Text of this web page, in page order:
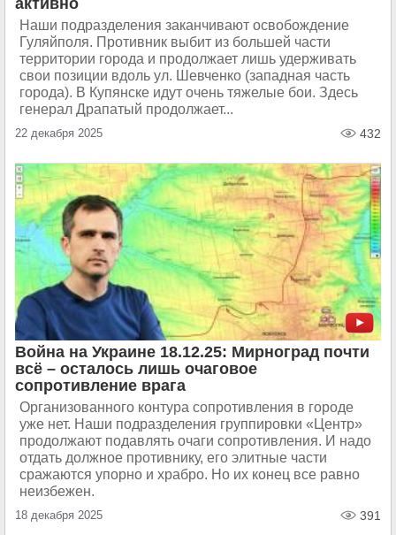
активно
Наши подразделения заканчивают освобождение
Гуляйполя. Противник выбит из большей части
территории города и продолжает лишь удерживать
свои позиции вдоль ул. Шевченко (западная часть
города). В Купянске идут очень тяжелые бои. Здесь
генерал Драпатый продолжает...
22 декабря 2025 432
Война на Украине 18.12.25: Мирноград почти
всё – осталось лишь очаговое
сопротивление врага
Организованного контура сопротивления в городе
уже нет. Наши подразделения группировки «Центр»
продолжают подавлять очаги сопротивления. И надо
отдать должное противнику, его элитные части
сражаются упорно и храбро. Но их конец все равно
неизбежен.
18 декабря 2025 391